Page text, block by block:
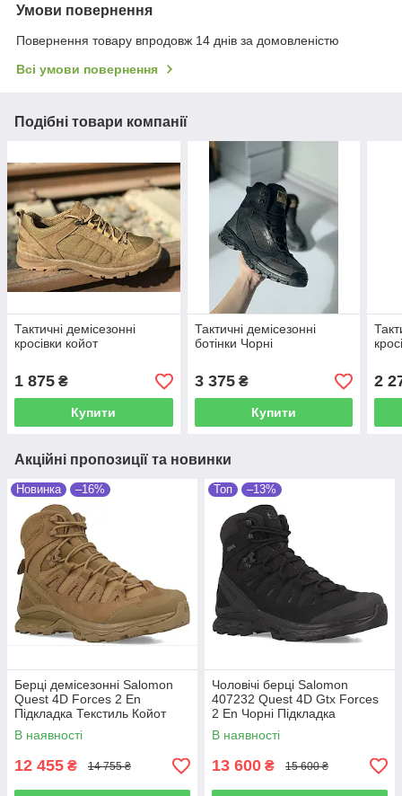
Умови повернення
Повернення товару впродовж 14 днів за домовленістю
Всі умови повернення
Подібні товари компанії
Тактичні демісезонні
кросівки койот
1 875 ₴
Купити
Тактичні демісезонні
ботінки Чорні
3 375₴
Купити
2
Акційні пропозиції та новинки
Новинка –16%
Берці демісезонні Salomon
Quest 4D Forces 2 En
Підкладка Текстиль Койот
В наявності
12 455 ₴ 14 755 ₴
Топ –13%
Чоловічі берці Salomon
407232 Quest 4D Gtx Forces
2 En Чорні Підкладка
Мембрана: Gore-Tex
В наявності
13 600 ₴ 15 600 ₴